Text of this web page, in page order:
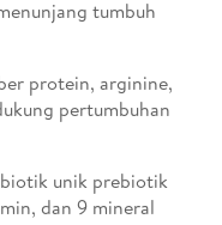
tumbuh
protein, arginine,
pertumbuhan
unik prebiotik
dan 9 mineral